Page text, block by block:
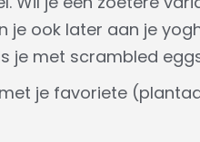
je ook later aan je
je met scrambled
je favoriete